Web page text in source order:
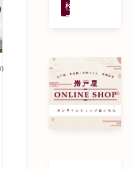
検
索